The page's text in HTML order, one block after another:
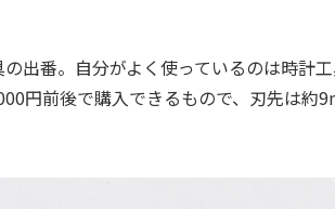
出番。自分がよく使っているのは時計
円前後で購入できるもので、刃先は約